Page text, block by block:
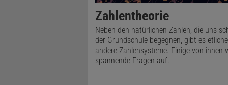
was
vielleicht
Zahlentheorie
Neben den natürlichen Zahlen, die uns
der Grundschule begegnen, gibt es etliche
andere Zahlensysteme. Einige von ihnen
spannende Fragen auf.